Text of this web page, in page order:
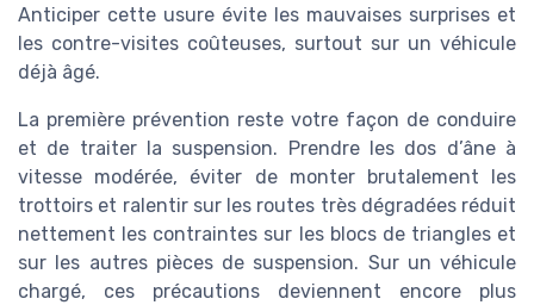
Anticiper cette usure évite les mauvaises surprises et
les contre-visites coûteuses, surtout sur un véhicule
déjà âgé.
La première prévention reste votre façon de conduire
et de traiter la suspension. Prendre les dos d’âne à
vitesse modérée, éviter de monter brutalement les
trottoirs et ralentir sur les routes très dégradées réduit
nettement les contraintes sur les blocs de triangles et
sur les autres pièces de suspension. Sur un véhicule
chargé, ces précautions deviennent encore plus